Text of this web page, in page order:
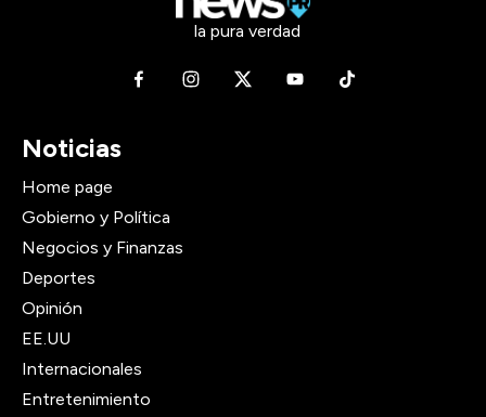
la pura verdad
Noticias
Home page
Gobierno y Política
Negocios y Finanzas
Deportes
Opinión
EE.UU
Internacionales
Entretenimiento